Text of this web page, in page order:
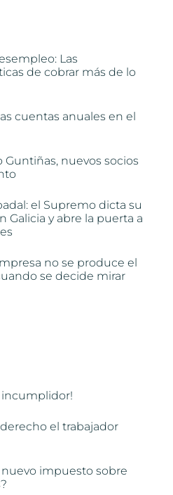
Las
de cobrar más de lo
cuentas anuales en el
Guntiñas, nuevos socios
el Supremo dicta su
Galicia y abre la puerta a
no se produce el
se decide mirar
incumplidor!
el trabajador
nuevo impuesto sobre